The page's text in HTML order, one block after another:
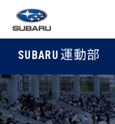
SUBARU 運動部